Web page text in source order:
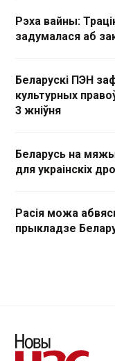
Рэха вайны:
задумалася аб
Беларускі ПЭН
культурных
3 жніўня
Беларусь на
для украінскіх
Расія можа
прыкладзе